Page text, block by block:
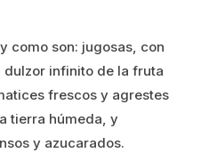
como son: jugosas, con
dulzor infinito de la fruta
frescos y agrestes
tierra húmeda, y
y azucarados.